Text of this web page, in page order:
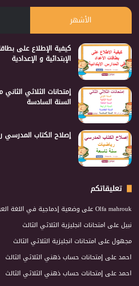
الأشهر
كيفية الإطلاع على
الإبتدائية و الإعدادية
إمتحانات الثلاثي
السنة السادسة
إصلاح الكتاب المدرسي
تعليقاتكم
Olfa mahroukعلى وضعية إدماجية في اللغة
نبيلعلى امتحانات انجليزية الثلاثي الثالث
مجهولعلى امتحانات انجليزية الثلاثي الثالث
احمدعلى إمتحانات حساب ذهني الثلاثي الثالث
احمدعلى إمتحانات حساب ذهني الثلاثي الثالث